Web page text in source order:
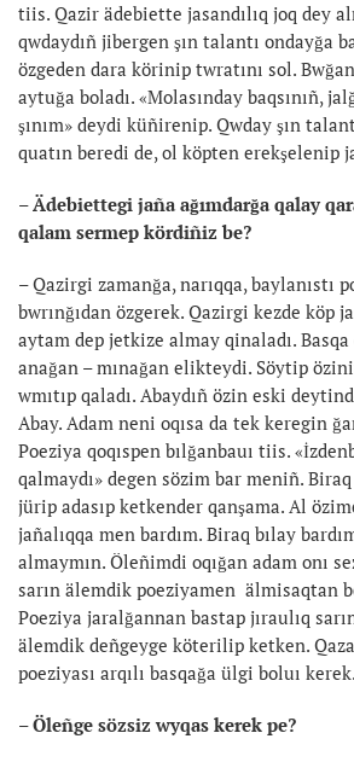
tiis. Qazir ädebiette jasandılıq joq dey
qwdaydıñ jibergen şın talantı ondayğa
özgeden dara körinip twratını sol.
aytuğa boladı. «Molasınday baqsınıñ,
şınım» deydi küñirenip. Qwday şın
quatın beredi de, ol köpten erekşelenip
– Ädebiettegi jaña ağımdarğa qalay
qalam sermep kördiñiz be?
– Qazirgi zamanğa, narıqqa, baylanıstı
bwrınğıdan özgerek. Qazirgi kezde köp
aytam dep jetkize almay qinaladı. Basqa
anağan – mınağan elikteydi. Söytip
wmıtıp qaladı. Abaydıñ özin eski
Abay. Adam neni oqısa da tek keregin
Poeziya qoqıspen bılğanbauı tiis.
qalmaydı» degen sözim bar meniñ.
jürip adasıp ketkender qanşama. Al
jañalıqqa men bardım. Biraq bılay
almaymın. Öleñimdi oqığan adam onı
sarın älemdik poeziyamen älmisaqtan
Poeziya jaralğannan bastap jıraulıq
älemdik deñgeyge köterilip ketken.
poeziyası arqılı basqağa ülgi boluı kerek.
– Öleñge sözsiz wyqas kerek pe?